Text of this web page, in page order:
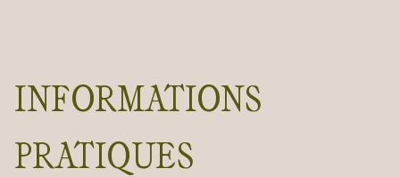
INFORMATIONS
PRATIQUES